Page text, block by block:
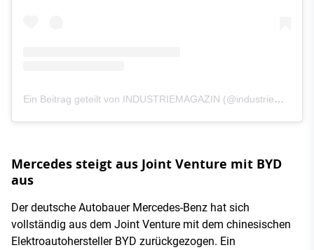
Ein Beitrag geteilt von INDUSTRIEMAGAZIN (@industriemagazin.at)
Mercedes steigt aus Joint Venture mit BYD
aus
Der deutsche Autobauer Mercedes-Benz hat sich
vollständig aus dem Joint Venture mit dem chinesischen
Elektroautohersteller BYD zurückgezogen. Ein